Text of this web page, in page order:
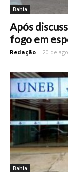
Bahia
Após
fogo em
Redação - 20 de
Bahia